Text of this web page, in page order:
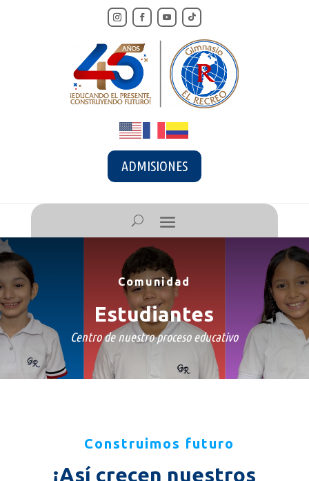
ADMISIONES
Comunidad
Estudiantes
Centro de nuestro proceso educativo
Construimos futuro
¡Así crecen nuestros